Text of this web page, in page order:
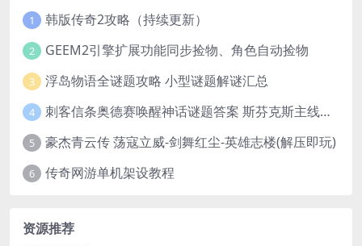
1 韩版传奇2攻略（持续更新）
2 GEEM2引擎扩展功能同步捡物、角色自动捡物
3 浮岛物语全谜题攻略 小型谜题解谜汇总
4 刺客信条奥德赛唤醒神话谜题答案 斯芬克斯主线攻略
5 豪杰青云传 荡寇立威-剑舞红尘-英雄志楼(解压即玩)
6 传奇网游单机架设教程
资源推荐